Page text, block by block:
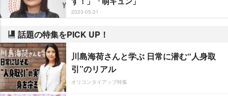
2023-05-31
話題の特集をPICK UP！
川島海荷さんと学ぶ 日常に潜む“人身取
引”のリアル
オリコンタイアップ特集